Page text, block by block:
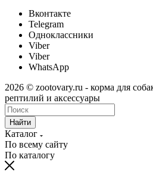
Вконтакте
Telegram
Одноклассники
Viber
Viber
WhatsApp
2026 © zootovary.ru - корма для
рептилий и аксессуары
Найти
Каталог
По всему сайту
По каталогу